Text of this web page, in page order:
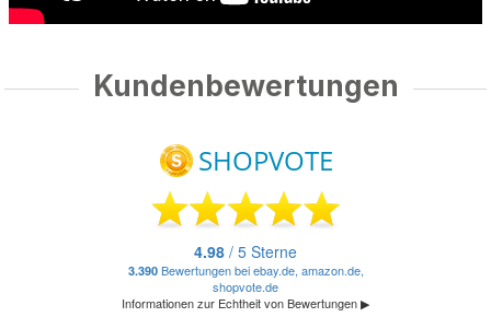
Kundenbewertungen